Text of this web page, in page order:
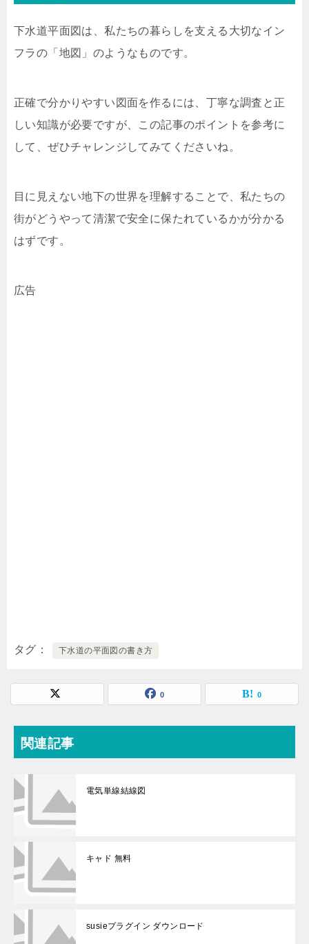
下水道平面図は、私たちの暮らしを支える大切なイン
フラの「地図」のようなものです。
正確で分かりやすい図面を作るには、丁寧な調査と正
しい知識が必要ですが、この記事のポイントを参考に
して、ぜひチャレンジしてみてくださいね。
目に見えない地下の世界を理解することで、私たちの
街がどうやって清潔で安全に保たれているかが分かる
はずです。
広告
タグ 下水道の平面図の書き方
0 0
関連記事
電気単線結線図
キャド 無料
susieプラグイン ダウンロード